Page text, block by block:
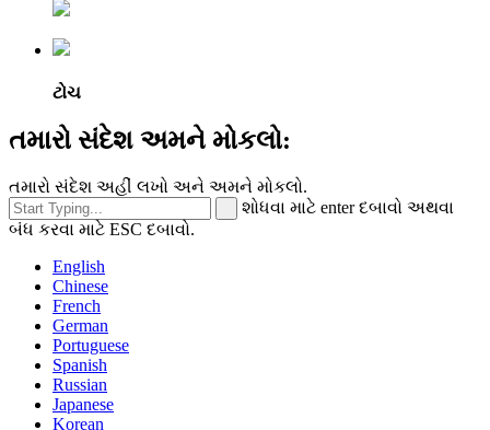
ટોચ
તમારો સંદેશ અમને મોકલો:
તમારો સંદેશ અહીં લખો અને અમને મોકલો.
શોધવા માટે enter દબાવો અથવા
બંધ કરવા માટે ESC દબાવો.
English
Chinese
French
German
Portuguese
Spanish
Russian
Japanese
Korean